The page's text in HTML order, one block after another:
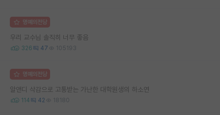
명예의전당
우리 교수님 솔직히 너무 좋음
326 47 105193
명예의전당
알앤디 삭감으로 고통받는 가난한 대학원생의 하소연
114 42 18180